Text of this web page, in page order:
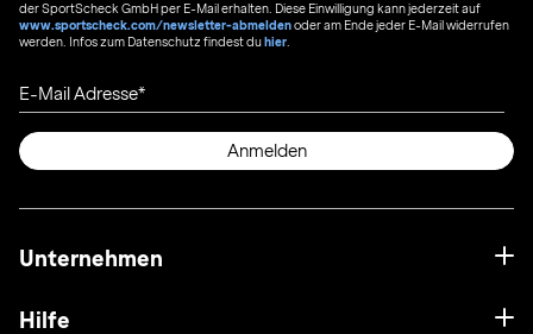
der SportScheck GmbH per E-Mail erhalten. Diese Einwilligung kann jederzeit auf
www.sportscheck.com/newsletter-abmeldenoder am Ende jeder E-Mail widerrufen
werden. Infos zum Datenschutz findest duhier
E-Mail Adresse
Anmelden
Unternehmen
Hilfe